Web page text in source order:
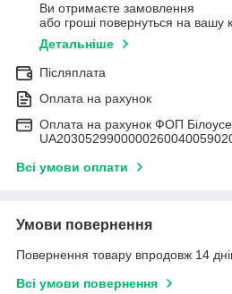
Ви отримаєте замовлення
або гроші повернуться на вашу
Детальніше
Післяплата
Оплата на рахунок
Оплата на рахунок ФОП
Всі умови оплати
Умови повернення
Повернення товару впродовж 14
Всі умови повернення